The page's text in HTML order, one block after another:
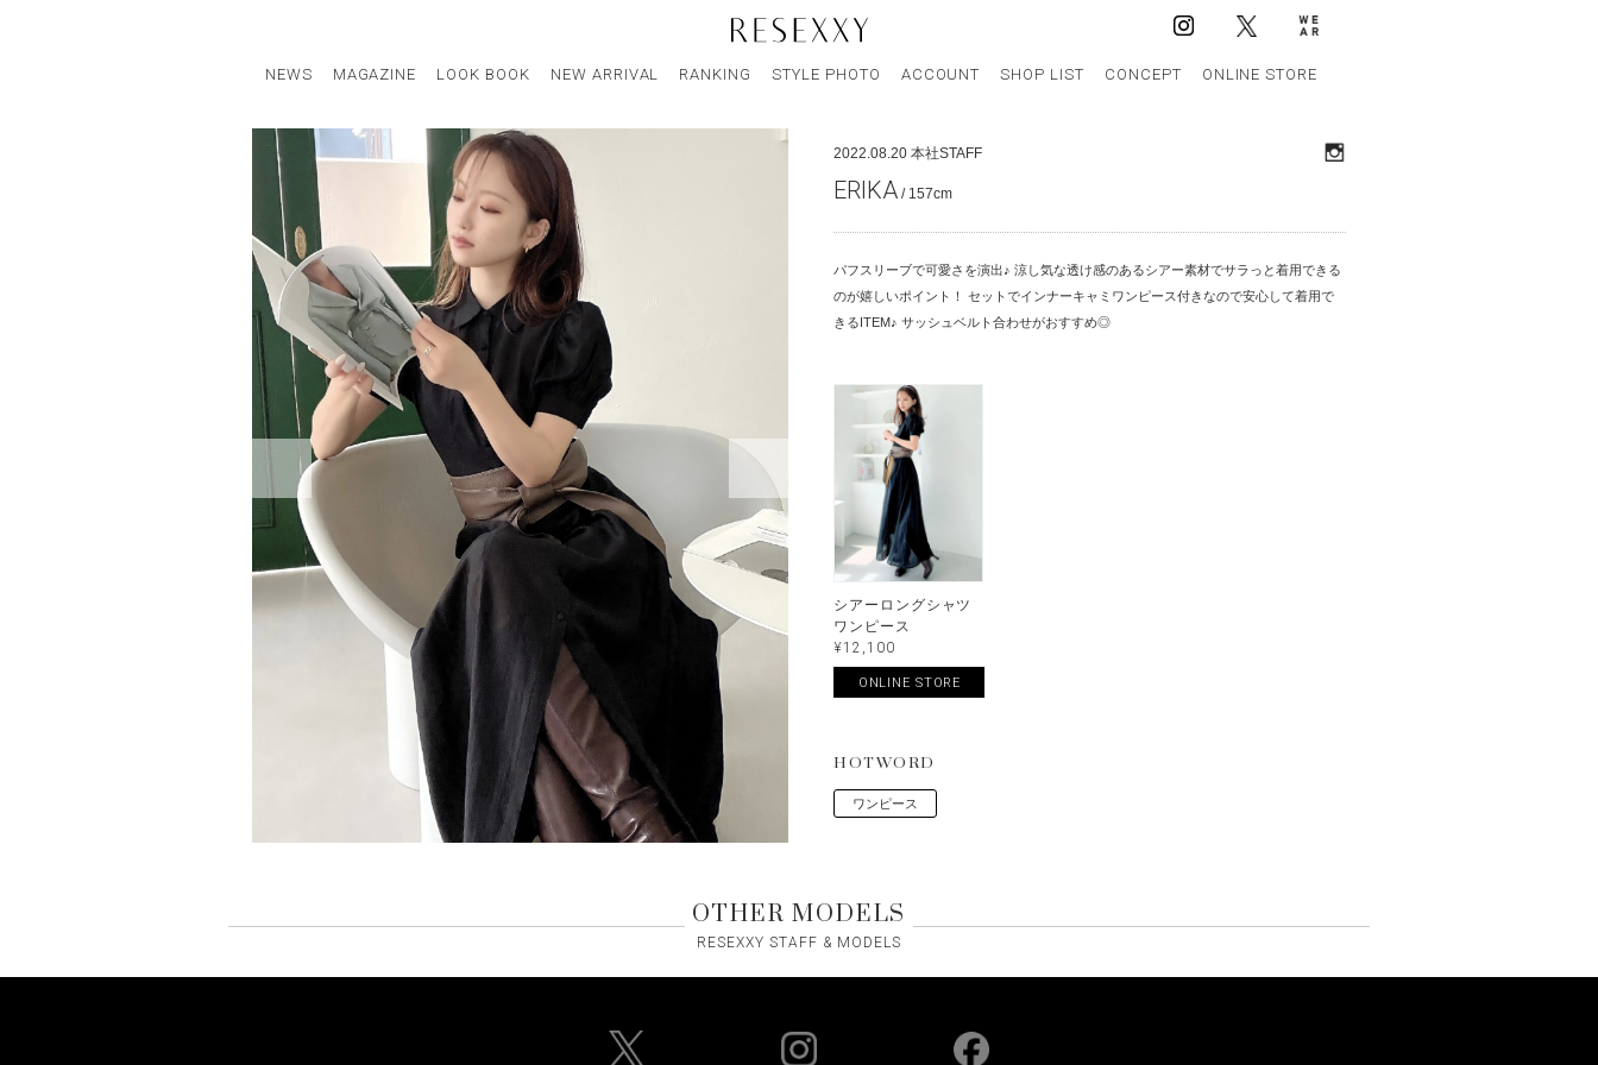
NEWS MAGAZINE LOOK BOOK NEW ARRIVAL RANKING STYLE PHOTO ACCOUNT SHOP LIST CONCEPT ONLINE STORE
STAFF STYLE
2022.08.20 本社STAFF
ERIKA / 157cm
パフスリーブで可愛さを演出♪ 涼し気な透け感のあるシアー素材でサラっと着用できる
のが嬉しいポイント！ セットでインナーキャミワンピース付きなので安心して着用で
きるITEM♪ サッシュベルト合わせがおすすめ◎
シアーロングシャツ
ワンピース
¥12,100
ONLINE STORE
HOTWORD
ワンピース
OTHER MODELS
RESEXXY STAFF & MODELS